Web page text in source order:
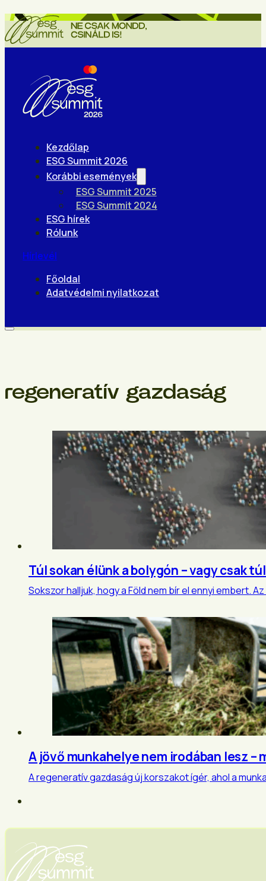
Kezdőlap
ESG Summit 2026
Korábbi események
ESG Summit 2025
ESG Summit 2024
ESG hírek
Rólunk
Hírlevél
Főoldal
Adatvédelmi nyilatkozat
regeneratív gazdaság
Túl sokan élünk a bolygón – vagy csak
Sokszor halljuk, hogy a Föld nem bír el ennyi embert.
A jövő munkahelye nem irodában lesz
A regeneratív gazdaság új korszakot ígér, ahol a